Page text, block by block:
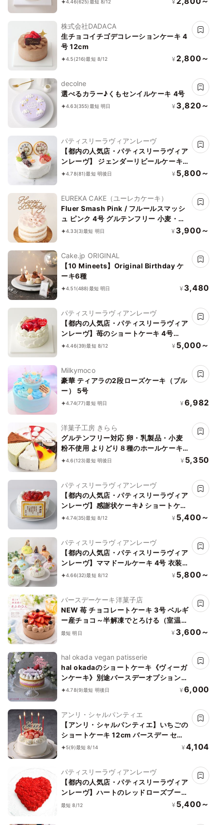
4.46(625)最短 8/12 ¥
株式会社DADACA
生チョコイチゴデコレーションケーキ 4
号 12cm
4.5(216)最短 8/12 ¥ 2,800～
decolne
選べるカラー♪くもセンイルケーキ 4号
4.63(355)最短 明日 ¥ 3,820～
パティスリーラヴィアンレーヴ
【都内の人気店・パティスリーラヴィア
ンレーヴ】 ジェンダーリビールケーキ
4号 12cm
4.78(81)最短 明後日 ¥ 5,800～
EUREKA CAKE（ユーレカケーキ）
Fluer Smash Pink / フルールスマッシ
ュ ピンク 4号 グルテンフリー 小麦・乳
不使用 着色料不使用
4.33(3)最短 明日 ¥ 3,900～
Cake.jp ORIGINAL
【10 Mineets】Original Birthday ケ
ーキ6種
4.51(488)最短 明日 ¥ 3,480
パティスリーラヴィアンレーヴ
【都内の人気店・パティスリーラヴィア
ンレーヴ】苺のショートケーキ 4号
12cm
4.46(39)最短 8/12 ¥ 5,000～
Milkymoco
豪華 ティアラの2段ローズケーキ（ブル
ー） 5号
4.74(77)最短 明日 ¥ 6,982
洋菓子工房 きらら
グルテンフリー対応 卵・乳製品・小麦
粉不使用 よりどり８種のホールケーキ
5号 15cm
4.6(123)最短 明後日 ¥ 5,350
パティスリーラヴィアンレーヴ
【都内の人気店・パティスリーラヴィア
ンレーヴ】感謝状ケーキ♪ ショートケー
キ 4号
4.74(35)最短 8/12 ¥ 5,400～
パティスリーラヴィアンレーヴ
【都内の人気店・パティスリーラヴィア
ンレーヴ】ママドールケーキ 4号 衣装
に合わせて7色からお選びいただけます
4.66(32)最短 8/12 ¥ 5,800～
バースデーケーキ洋菓子店
NEW 苺 チョコレートケーキ 3号 ベルギ
ー産チョコ～半解凍でとろける（室温で
半解凍していただくと、外はふんわり、
バースデーケーキ お誕生日ケーキ アニ
バーサリーカード #ふわひん純生いちご
最短 明日 ¥ 3,600～
hal okada vegan patisserie
hal okadaのショートケーキ《ヴィーガ
ンケーキ》別途バースデーオプションあ
り4.78(9)最短 明後日 ¥ 6,000
アンリ・シャルパンティエ
【アンリ・シャルパンティエ】いちごの
ショートケーキ 12cm バースデー セッ
ト5(9)最短 8/14 ¥ 4,104
パティスリーラヴィアンレーヴ
【都内の人気店・パティスリーラヴィア
ンレーヴ】ハートのレッドローズブーケ
ケーキ5号
最短 8/12 ¥ 5,400～